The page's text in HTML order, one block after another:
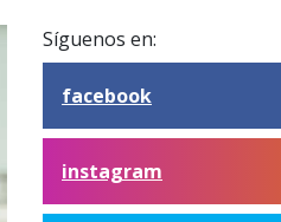
Síguenos en:
facebook
instagram